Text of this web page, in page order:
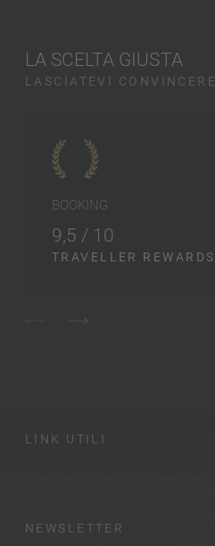
LA SCELTA GIUSTA
LASCIATEVI
BOOKING
9,5 / 10
TRAVELLER REWARDS
LINK UTILI
NEWSLETTER